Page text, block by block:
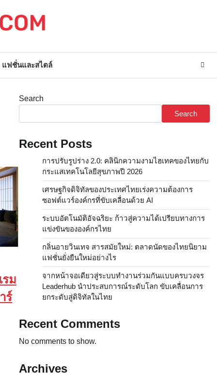
แฟชั่นและสไตล์
รม
ร์
Search
Search
Recent Posts
การปรับรูปร่าง 2.0: คลินิกความงามไฮเทคของไทยกับ
กระแสเทคโนโลยีสุขภาพปี 2026
เศรษฐกิจดิจิทัลของประเทศไทยเร่งความต้องการ
ซอฟต์แวร์องค์กรที่ขับเคลื่อนด้วย AI
ระบบอัตโนมัติอัจฉริยะ ก้าวสู่ความได้เปรียบทางการ
แข่งขันขององค์กรไทย
กลิ่นอายวินเทจ สารสมัยใหม่: ตลาดนัดของไทยนิยาม
แฟชั่นยั่งยืนใหม่อย่างไร
จากหน้าจอเดียวสู่ระบบทำงานร่วมกันแบบครบวงจร
Leaderhub นำประสบการณ์ระดับโลก ขับเคลื่อนการ
ยกระดับสู่ดิจิทัลในไทย
Recent Comments
No comments to show.
Archives